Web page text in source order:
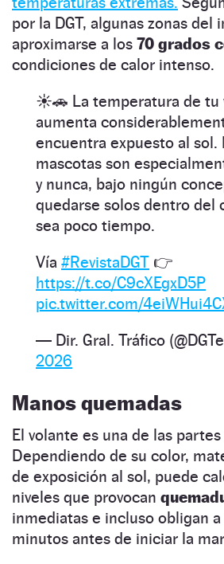
por la DGT, algunas zonas del
aproximarse a los 70 grados
condiciones de calor intenso.
☀️🚗 La temperatura de tu
aumenta
encuentra expuesto al sol.
mascotas son
y nunca, bajo ningún
quedarse solos dentro del
sea poco tiempo.
Vía #RevistaDGT 👉
https://t.co/C9cXEgxD5P
pic.twitter.com/
— Dir. Gral. Tráfico
2026
Manos quemadas
El volante es una de las
Dependiendo de su color,
de exposición al sol, puede
niveles que provocan
inmediatas e incluso obligan
minutos antes de iniciar la